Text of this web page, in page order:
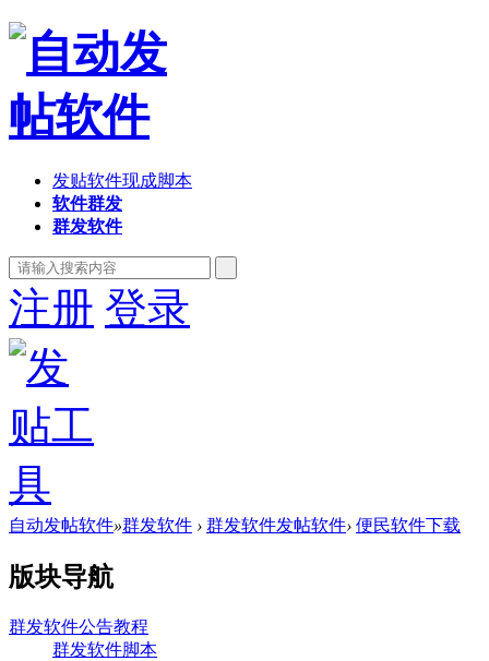
发贴软件现成脚本
软件群发
群发软件
注册 登录
自动发帖软件»群发软件 › 群发软件发帖软件› 便民软件下载
版块导航
群发软件公告教程
群发软件脚本